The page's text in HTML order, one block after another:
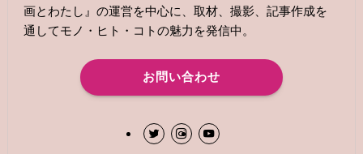
画とわたし』の運営を中心に、取材、撮影、記事作成を
通してモノ・ヒト・コトの魅力を発信中。
お問い合わせ